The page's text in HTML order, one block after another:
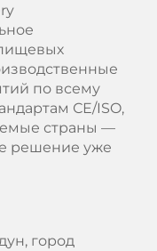
по всему
СЕ/ISO,
страны —
решение уже
город